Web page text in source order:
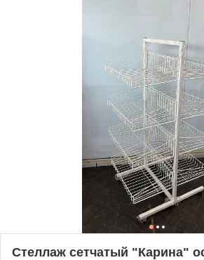
Стеллаж сетчатый "Карина"